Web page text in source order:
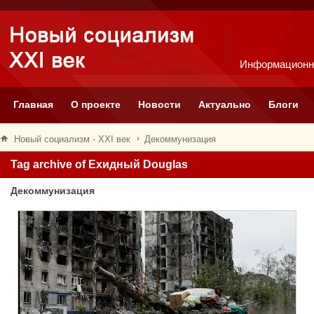
Главная О проекте Новости Актуально Блоги
Новый социализм - XXI век Декоммунизация
Tag archive of Ехидный Douglas
Декоммунизация